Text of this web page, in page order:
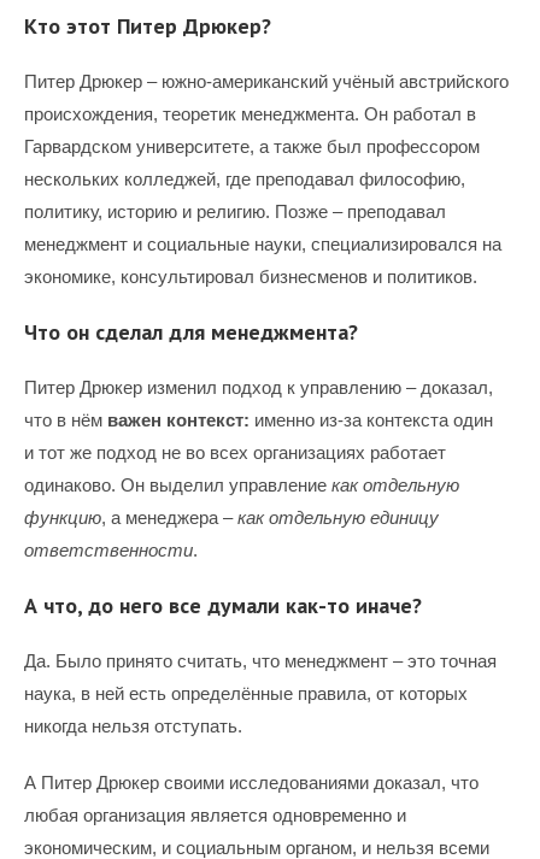
Кто этот Питер Дрюкер?
Питер Дрюкер – южно-американский учёный австрийского
происхождения, теоретик менеджмента. Он работал в
Гарвардском университете, а также был профессором
нескольких колледжей, где преподавал философию,
политику, историю и религию. Позже – преподавал
менеджмент и социальные науки, специализировался на
экономике, консультировал бизнесменов и политиков.
Что он сделал для менеджмента?
Питер Дрюкер изменил подход к управлению – доказал,
что в нём важен контекст: именно из-за контекста один
и тот же подход не во всех организациях работает
одинаково. Он выделил управление как отдельную
функцию, а менеджера –как отдельную единицу
ответственности.
А что, до него все думали как-то иначе?
Да. Было принято считать, что менеджмент – это точная
наука, в ней есть определённые правила, от которых
никогда нельзя отступать.
А Питер Дрюкер своими исследованиями доказал, что
любая организация является одновременно и
экономическим, и социальным органом, и нельзя всеми